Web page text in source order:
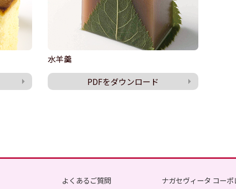
水羊羹
PDFをダウンロード
よくあるご質問
ナガセヴィータ コーポ